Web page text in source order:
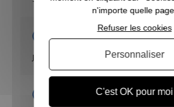
Acheteur Vérifié
(Date de
Je recommande
Acheteur Vérifié
(Date de
n'importe quelle page.
C'est OK pour moi
Refuser les cookies
Personnaliser